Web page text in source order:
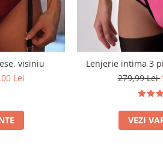
visiniu
Lei
Lenjerie intima 3
279,99 Lei
VEZI